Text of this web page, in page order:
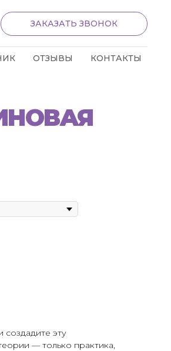
ЗАКАЗАТЬ ЗВОНОК
ОТЗЫВЫ КОНТАКТЫ
создадите эту
— только практика,